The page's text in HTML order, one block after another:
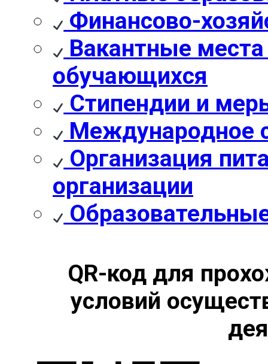
Финансово-
Вакантные
обучающихся
Стипендии и
Международное
Организация
организации
QR-код для
условий